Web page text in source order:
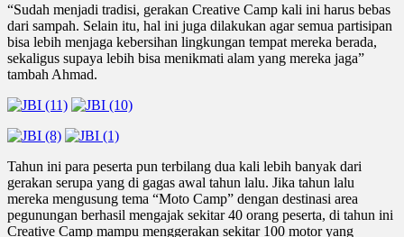
“Sudah menjadi tradisi, gerakan Creative Camp kali ini harus bebas
dari sampah. Selain itu, hal ini juga dilakukan agar semua partisipan
bisa lebih menjaga kebersihan lingkungan tempat mereka berada,
sekaligus supaya lebih bisa menikmati alam yang mereka jaga”
tambah Ahmad.
Tahun ini para peserta pun terbilang dua kali lebih banyak dari
gerakan serupa yang di gagas awal tahun lalu. Jika tahun lalu
mereka mengusung tema “Moto Camp” dengan destinasi area
pegunungan berhasil mengajak sekitar 40 orang peserta, di tahun ini
Creative Camp mampu menggerakan sekitar 100 motor yang